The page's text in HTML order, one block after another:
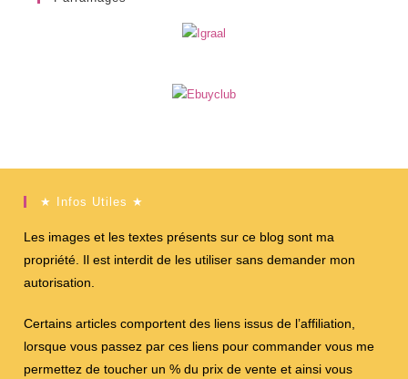
★ Infos Utiles ★
Les images et les textes présents sur ce blog sont ma
propriété. Il est interdit de les utiliser sans demander mon
autorisation.
Certains articles comportent des liens issus de l’affiliation,
lorsque vous passez par ces liens pour commander vous me
permettez de toucher un % du prix de vente et ainsi vous